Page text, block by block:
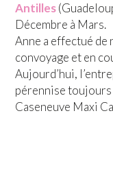
Antilles
Décembre à Mars.
Anne a effectué de
convoyage et en
Aujourd’hui,
pérennise toujours
Caseneuve Maxi